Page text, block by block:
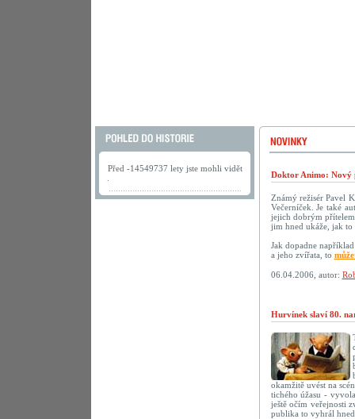
Před -14549737 lety jste mohli vidět
Doktor Animo: Nový
Známý režisér Pavel
Večerníček. Je také
jejich dobrým
jim hned ukáže, jak to
Jak dopadne
a jeho zvířata, to
06.04.2006, autor:
Hurvínek slaví 80.
okamžitě uvést na
tichého úžasu -
ještě očím veřejnosti
publika to vyhrál